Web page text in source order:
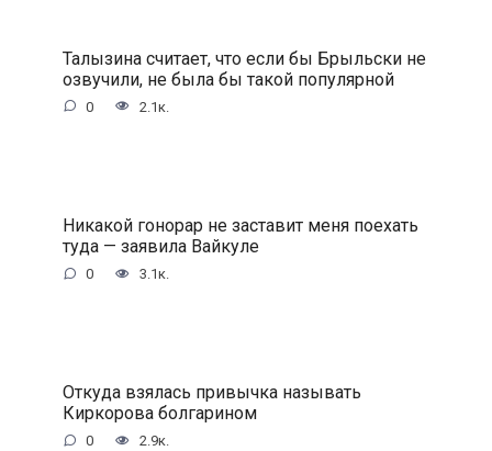
Талызина считает, что если бы Брыльски не
озвучили, не была бы такой популярной
0 2.1к.
Никакой гонорар не заставит меня поехать
туда — заявила Вайкyле
0 3.1к.
Откуда взялась привычка называть
Киркорова болгарином
0 2.9к.